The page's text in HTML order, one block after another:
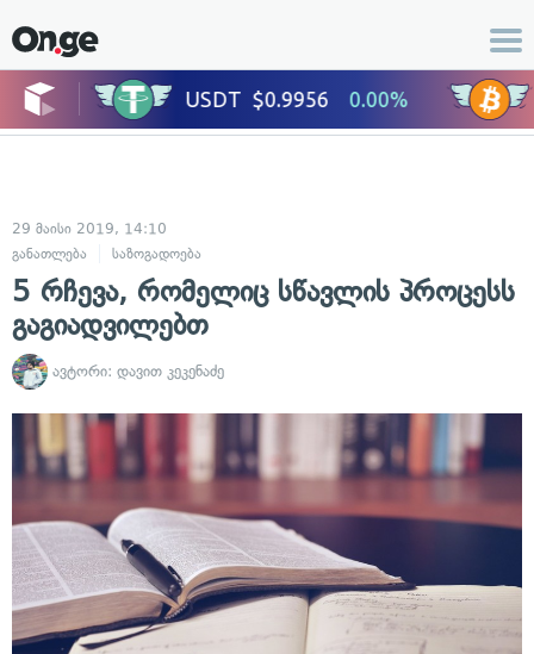
29 მაისი 2019, 14:10
განათლება
საზოგადოება
5 რჩევა, რომელიც სწავლის პროცესს
გაგიადვილებთ
ავტორი: დავით კეკენაძე